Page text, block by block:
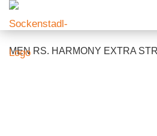
MEN RS. HARMONY EXTRA